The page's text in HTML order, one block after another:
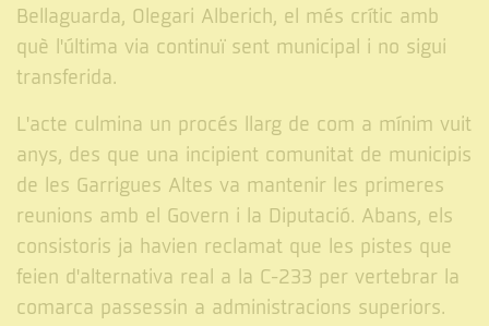
Bellaguarda, Olegari Alberich, el més crític amb
què l'última via continuï sent municipal i no sigui
transferida.
L'acte culmina un procés llarg de com a mínim vuit
anys, des que una incipient comunitat de municipis
de les Garrigues Altes va mantenir les primeres
reunions amb el Govern i la Diputació. Abans, els
consistoris ja havien reclamat que les pistes que
feien d'alternativa real a la C-233 per vertebrar la
comarca passessin a administracions superiors.